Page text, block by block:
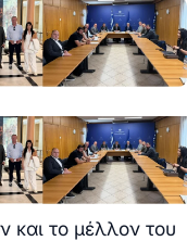
και το μέλλον του